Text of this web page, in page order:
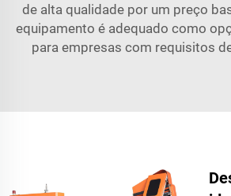
de alta qualidade por um preço
equipamento é adequado como
para empresas com requisitos